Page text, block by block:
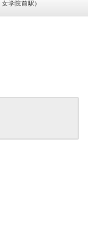
学院前駅）